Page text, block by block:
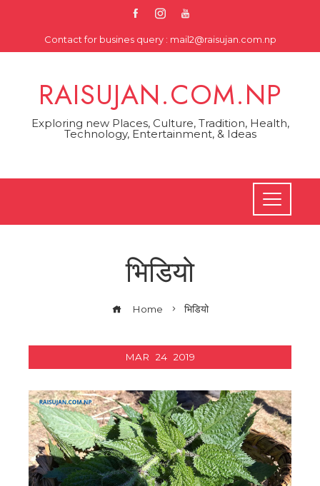
Contact for busines query : mail2@raisujan.com.np
RAISUJAN.COM.NP
Exploring new Places, Culture, Tradition, Health,
Technology, Entertainment, & Ideas
भिडियो
Home भिडियो
MAR 24 2019